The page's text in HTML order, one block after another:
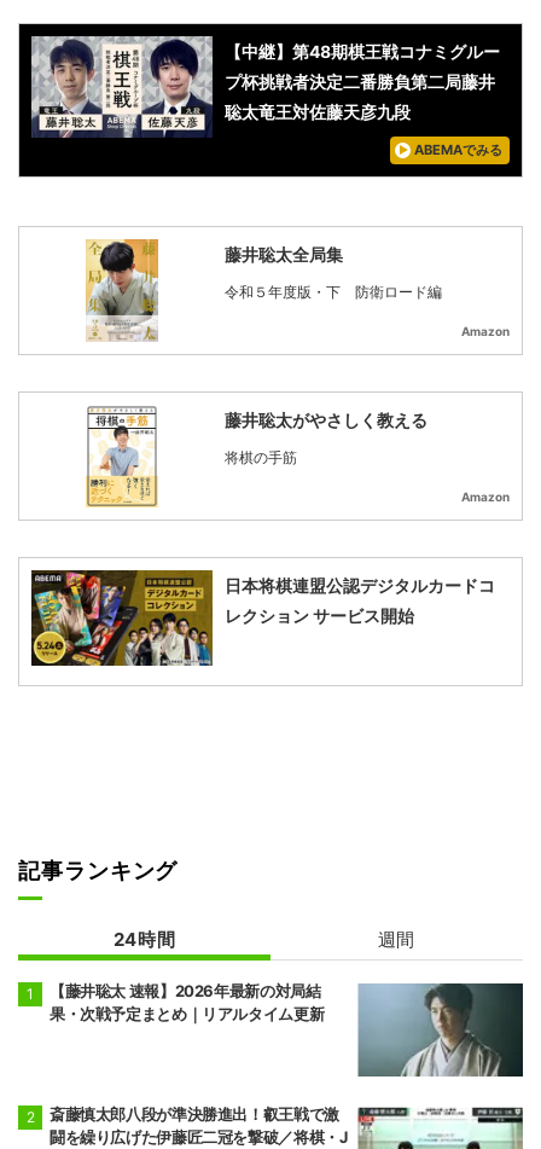
【中継】第48期棋王戦コナミグルー
プ杯挑戦者決定二番勝負第二局藤井
聡太竜王対佐藤天彦九段
ABEMAでみる
藤井聡太全局集
令和５年度版・下 防衛ロード編
Amazon
藤井聡太がやさしく教える
将棋の手筋
Amazon
日本将棋連盟公認デジタルカードコ
レクション サービス開始
記事ランキング
24時間 週間
【藤井聡太 速報】2026年最新の対局結
果・次戦予定まとめ｜リアルタイム更新
斎藤慎太郎八段が準決勝進出！叡王戦で激
闘を繰り広げた伊藤匠二冠を撃破／将棋・J